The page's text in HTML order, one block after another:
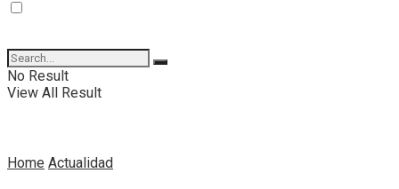
No Result
View All Result
Home Actualidad